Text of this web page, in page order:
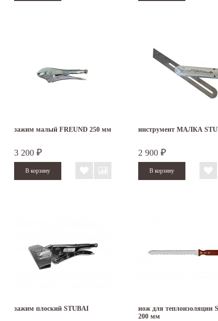
зажим малый FREUND 250 мм
3 200 ₽
инструмент МАЛКА
2 900 ₽
зажим плоский STUBAI
нож для теплоизоляции
200 мм